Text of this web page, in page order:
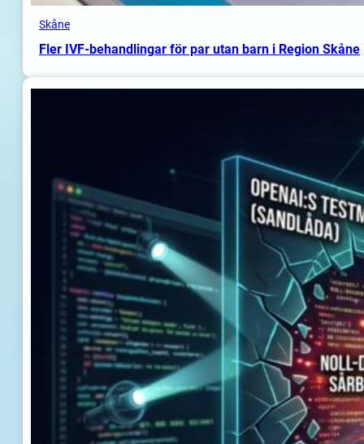
Skåne
Fler IVF-behandlingar för par utan barn i Region Skåne